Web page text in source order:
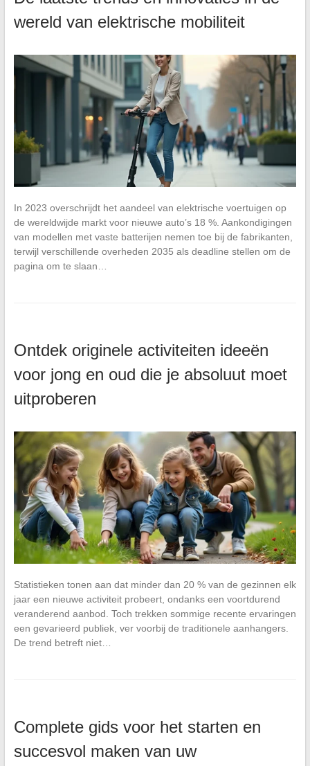
wereld van elektrische mobiliteit
In 2023 overschrijdt het aandeel van elektrische voertuigen op
de wereldwijde markt voor nieuwe auto’s 18 %. Aankondigingen
van modellen met vaste batterijen nemen toe bij de fabrikanten,
terwijl verschillende overheden 2035 als deadline stellen om de
pagina om te slaan…
Ontdek originele activiteiten ideeën
voor jong en oud die je absoluut moet
uitproberen
Statistieken tonen aan dat minder dan 20 % van de gezinnen elk
jaar een nieuwe activiteit probeert, ondanks een voortdurend
veranderend aanbod. Toch trekken sommige recente ervaringen
een gevarieerd publiek, ver voorbij de traditionele aanhangers.
De trend betreft niet…
Complete gids voor het starten en
succesvol maken van uw